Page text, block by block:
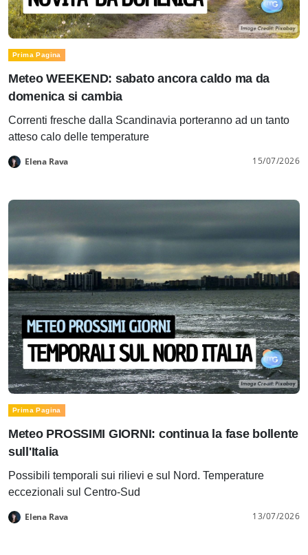
Prima Pagina
Meteo WEEKEND: sabato ancora caldo ma da
domenica si cambia
Correnti fresche dalla Scandinavia porteranno ad un tanto
atteso calo delle temperature
Elena Rava 15/07/2026
Prima Pagina
Meteo PROSSIMI GIORNI: continua la fase bollente
sull'Italia
Possibili temporali sui rilievi e sul Nord. Temperature
eccezionali sul Centro-Sud
Elena Rava 13/07/2026